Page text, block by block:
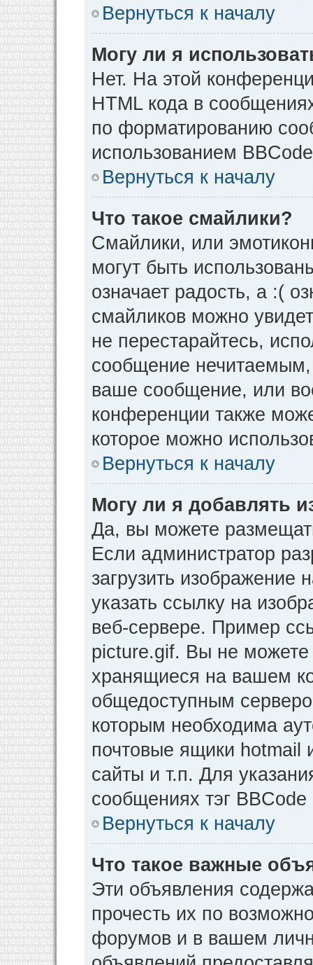
Вернуться к началу
Могу ли я
Нет. На этой
HTML кода в
по форматированию
использованием
Вернуться к началу
Что такое смайлики?
Смайлики, или
могут быть
означает радость, а :(
смайликов можно
не перестарайтесь,
сообщение нечитаемым,
ваше сообщение, или
конференции также
которое можно
Вернуться к началу
Могу ли я добавлять
Да, вы можете
Если администратор
загрузить
указать ссылку на
веб-сервере. Пример
picture.gif. Вы не можете
хранящиеся на вашем
общедоступным
которым необходима
почтовые ящики
сайты и т.п. Для
сообщениях тэг BBCode
Вернуться к началу
Что такое важные
Эти объявления
прочесть их по
форумов и в вашем